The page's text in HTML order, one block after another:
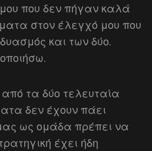
που δεν πήγαν καλά
στον έλεγχό μου που
και των δύο.
τα δύο τελευταία
δεν έχουν πάει
ως ομάδα πρέπει να
έχει ήδη